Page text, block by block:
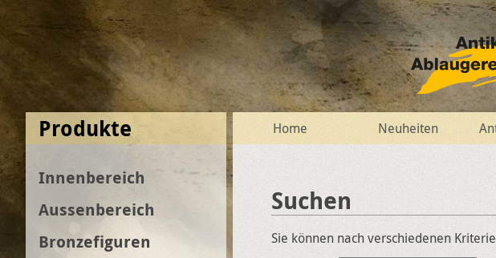
Home Neuheiten
Suchen
Sie können nach verschiedenen
Produkte
Aussenbereich
Bronzefiguren
Innenbereich